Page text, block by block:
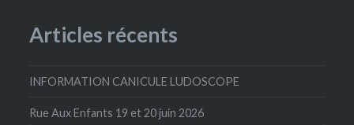
Articles récents
INFORMATION CANICULE LUDOSCOPE
Rue Aux Enfants 19 et 20 juin 2026